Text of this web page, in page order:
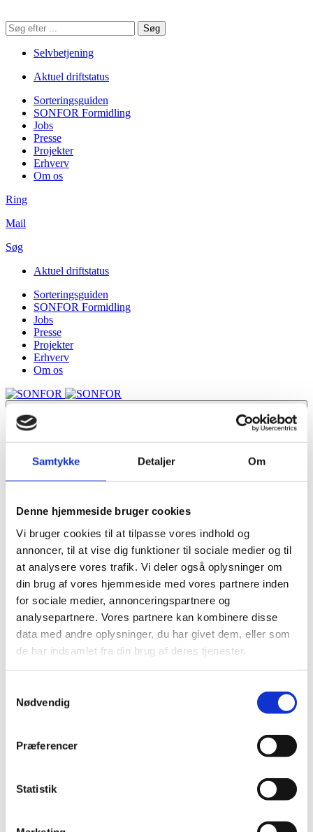
Samtykke Detaljer Om
Denne hjemmeside bruger cookies
Vi bruger cookies til at tilpasse vores indhold og
annoncer, til at vise dig funktioner til sociale medier og til
at analysere vores trafik. Vi deler også oplysninger om
din brug af vores hjemmeside med vores partnere inden
for sociale medier, annonceringspartnere og
analysepartnere. Vores partnere kan kombinere disse
data med andre oplysninger, du har givet dem, eller som
de har indsamlet fra din brug af deres tjenester.
Nødvendig
Præferencer
Statistik
Søg
på
hjemmesiden
Søg
Selvbetjening
Aktuel driftstatus
Sorteringsguiden
SONFOR Formidling
Jobs
Presse
Projekter
Erhverv
Om os
Ring
Mail
Søg
Aktuel driftstatus
Sorteringsguiden
SONFOR Formidling
Jobs
Presse
Projekter
Erhverv
Om os
Open menu Close menu
Genbrugspladser
Affald
Fjernvarme